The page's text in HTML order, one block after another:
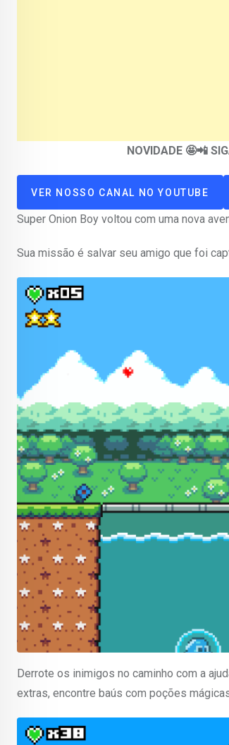
NOVIDADE 🤩📲
VER NOSSO CANAL NO YOUTUBE
Super Onion Boy voltou com uma nova
Sua missão é salvar seu amigo que foi
Derrote os inimigos no caminho com a
extras, encontre baús com poções